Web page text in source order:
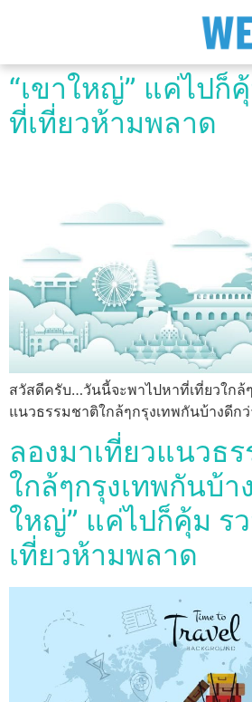
“เขาใหญ่” แค่ไปก็
ที่เที่ยวห้ามพลาด
สวัสดีครับ…วันนี้จะพาไปหาที่เที่ยวใกล้
แนวธรรมชาติใกล้ๆกรุงเทพกันบ้างดีกว่
ลองมาเที่ยวแนวธ
ใกล้ๆกรุงเทพกันบ้า
ใหญ่” แค่ไปก็คุ้ม ร
เที่ยวห้ามพลาด